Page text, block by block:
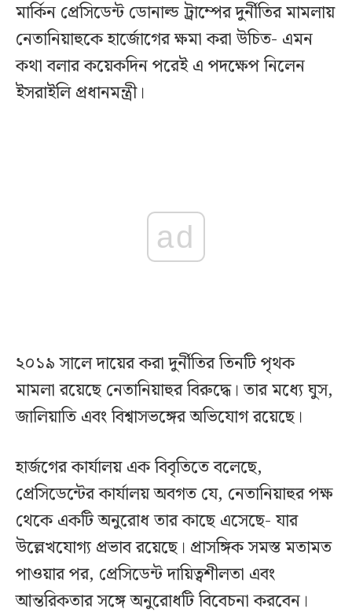
মার্কিন প্রেসিডেন্ট ডোনাল্ড ট্রাম্পের দুর্নীতির মামলায়
নেতানিয়াহুকে হার্জোগের ক্ষমা করা উচিত- এমন
কথা বলার কয়েকদিন পরেই এ পদক্ষেপ নিলেন
ইসরাইলি প্রধানমন্ত্রী।
ad
২০১৯ সালে দায়ের করা দুর্নীতির তিনটি পৃথক
মামলা রয়েছে নেতানিয়াহুর বিরুদ্ধে। তার মধ্যে ঘুস,
জালিয়াতি এবং বিশ্বাসভঙ্গের অভিযোগ রয়েছে।
হার্জগের কার্যালয় এক বিবৃতিতে বলেছে,
প্রেসিডেন্টের কার্যালয় অবগত যে, নেতানিয়াহুর পক্ষ
থেকে একটি অনুরোধ তার কাছে এসেছে- যার
উল্লেখযোগ্য প্রভাব রয়েছে। প্রাসঙ্গিক সমস্ত মতামত
পাওয়ার পর, প্রেসিডেন্ট দায়িত্বশীলতা এবং
আন্তরিকতার সঙ্গে অনুরোধটি বিবেচনা করবেন।